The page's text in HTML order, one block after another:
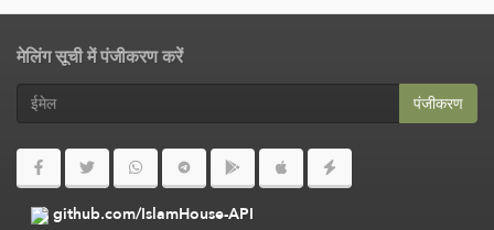
मेलिंग सूची में पंजीकरण करें
पंजीकरण
github.com/IslamHouse-API